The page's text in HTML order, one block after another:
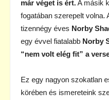
már véget is ért.A másik
fogatában szerepelt volna.
tizennégy éves Norby
egy évvel fiatalabb Norby
“nem volt elég fit” a
Ez egy nagyon szokatlan
körében és ismereteink